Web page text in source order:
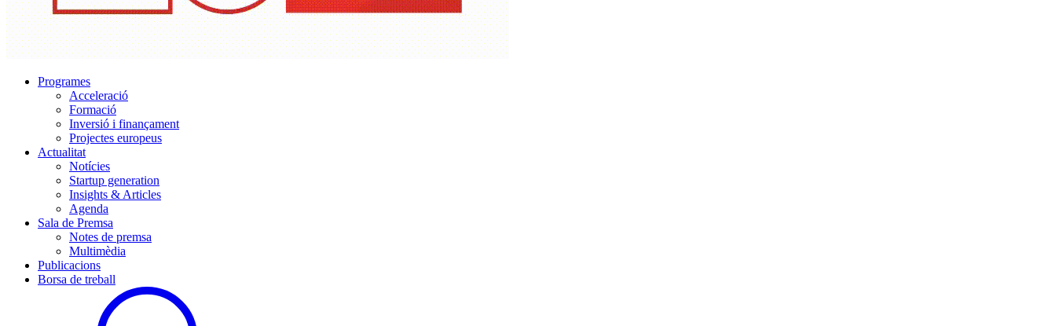
Programes
Acceleració
Formació
Inversió i finançament
Projectes europeus
Actualitat
Notícies
Startup generation
Insights & Articles
Agenda
Sala de Premsa
Notes de premsa
Multimèdia
Publicacions
Borsa de treball